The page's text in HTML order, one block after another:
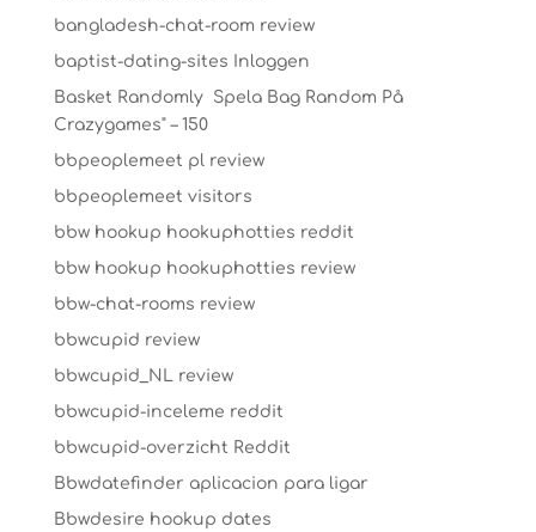
bangladesh-chat-room review
baptist-dating-sites Inloggen
Basket Randomly ️ Spela Bag Random På
Crazygames" – 150
bbpeoplemeet pl review
bbpeoplemeet visitors
bbw hookup hookuphotties reddit
bbw hookup hookuphotties review
bbw-chat-rooms review
bbwcupid review
bbwcupid_NL review
bbwcupid-inceleme reddit
bbwcupid-overzicht Reddit
Bbwdatefinder aplicacion para ligar
Bbwdesire hookup dates